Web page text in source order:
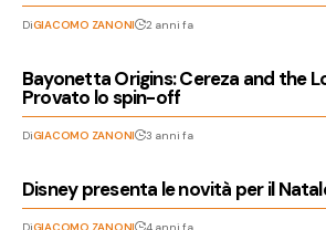
DiGIACOMO ZANONI 2 anni fa
Bayonetta Origins: Cereza and the
Provato lo spin-off
DiGIACOMO ZANONI 3 anni fa
Disney presenta le novità per il